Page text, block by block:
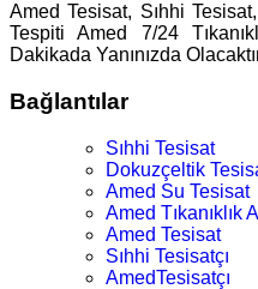
Amed Tesisat, Sıhhi
Tespiti Amed 7/24
Dakikada Yanınızda
Bağlantılar
Sıhhi Tesisat
Dokuzçeltik
Amed Su Tesisat
Amed Tıkanıklık
Amed Tesisat
Sıhhi Tesisatçı
AmedTesisatçı